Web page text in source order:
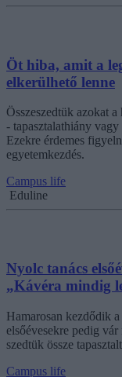
Öt hiba, amit a
elkerülhető lenne
Összeszedtük azokat
- tapasztalathiány
Ezekre érdemes
egyetemkezdés.
Campus life
Eduline
Nyolc tanács
„Kávéra mindig
Hamarosan kezdődik
elsőévesekre pedig
szedtük össze
Campus life